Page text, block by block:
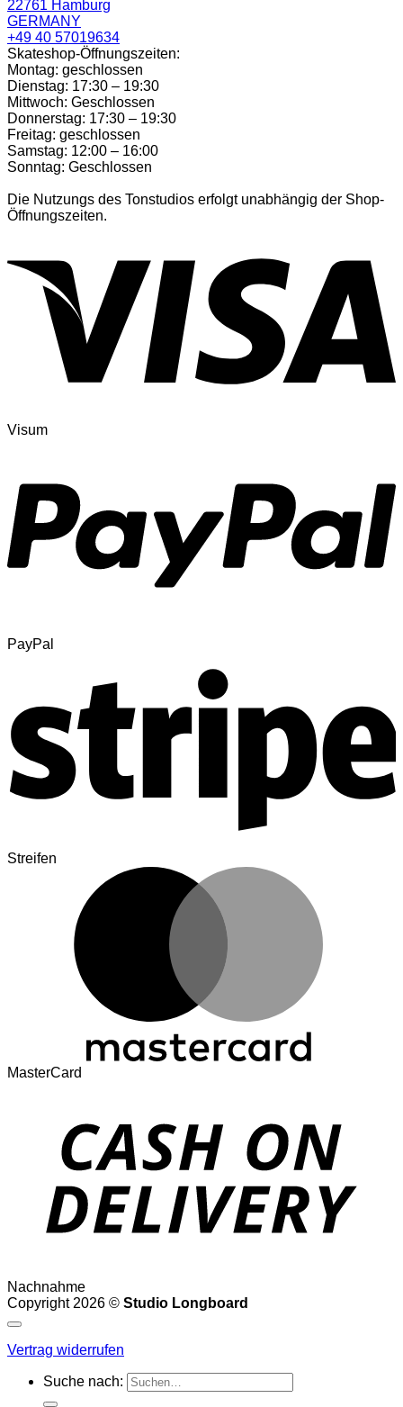
22761 Hamburg
GERMANY
+49 40 57019634
Skateshop-Öffnungszeiten:
Montag: geschlossen
Dienstag: 17:30 – 19:30
Mittwoch: Geschlossen
Donnerstag: 17:30 – 19:30
Freitag: geschlossen
Samstag: 12:00 – 16:00
Sonntag: Geschlossen
Die Nutzungs des Tonstudios erfolgt unabhängig der Shop-
Öffnungszeiten.
Visum
PayPal
Streifen
MasterCard
Nachnahme
Copyright 2026 © Studio Longboard
Vertrag widerrufen
Suche nach: